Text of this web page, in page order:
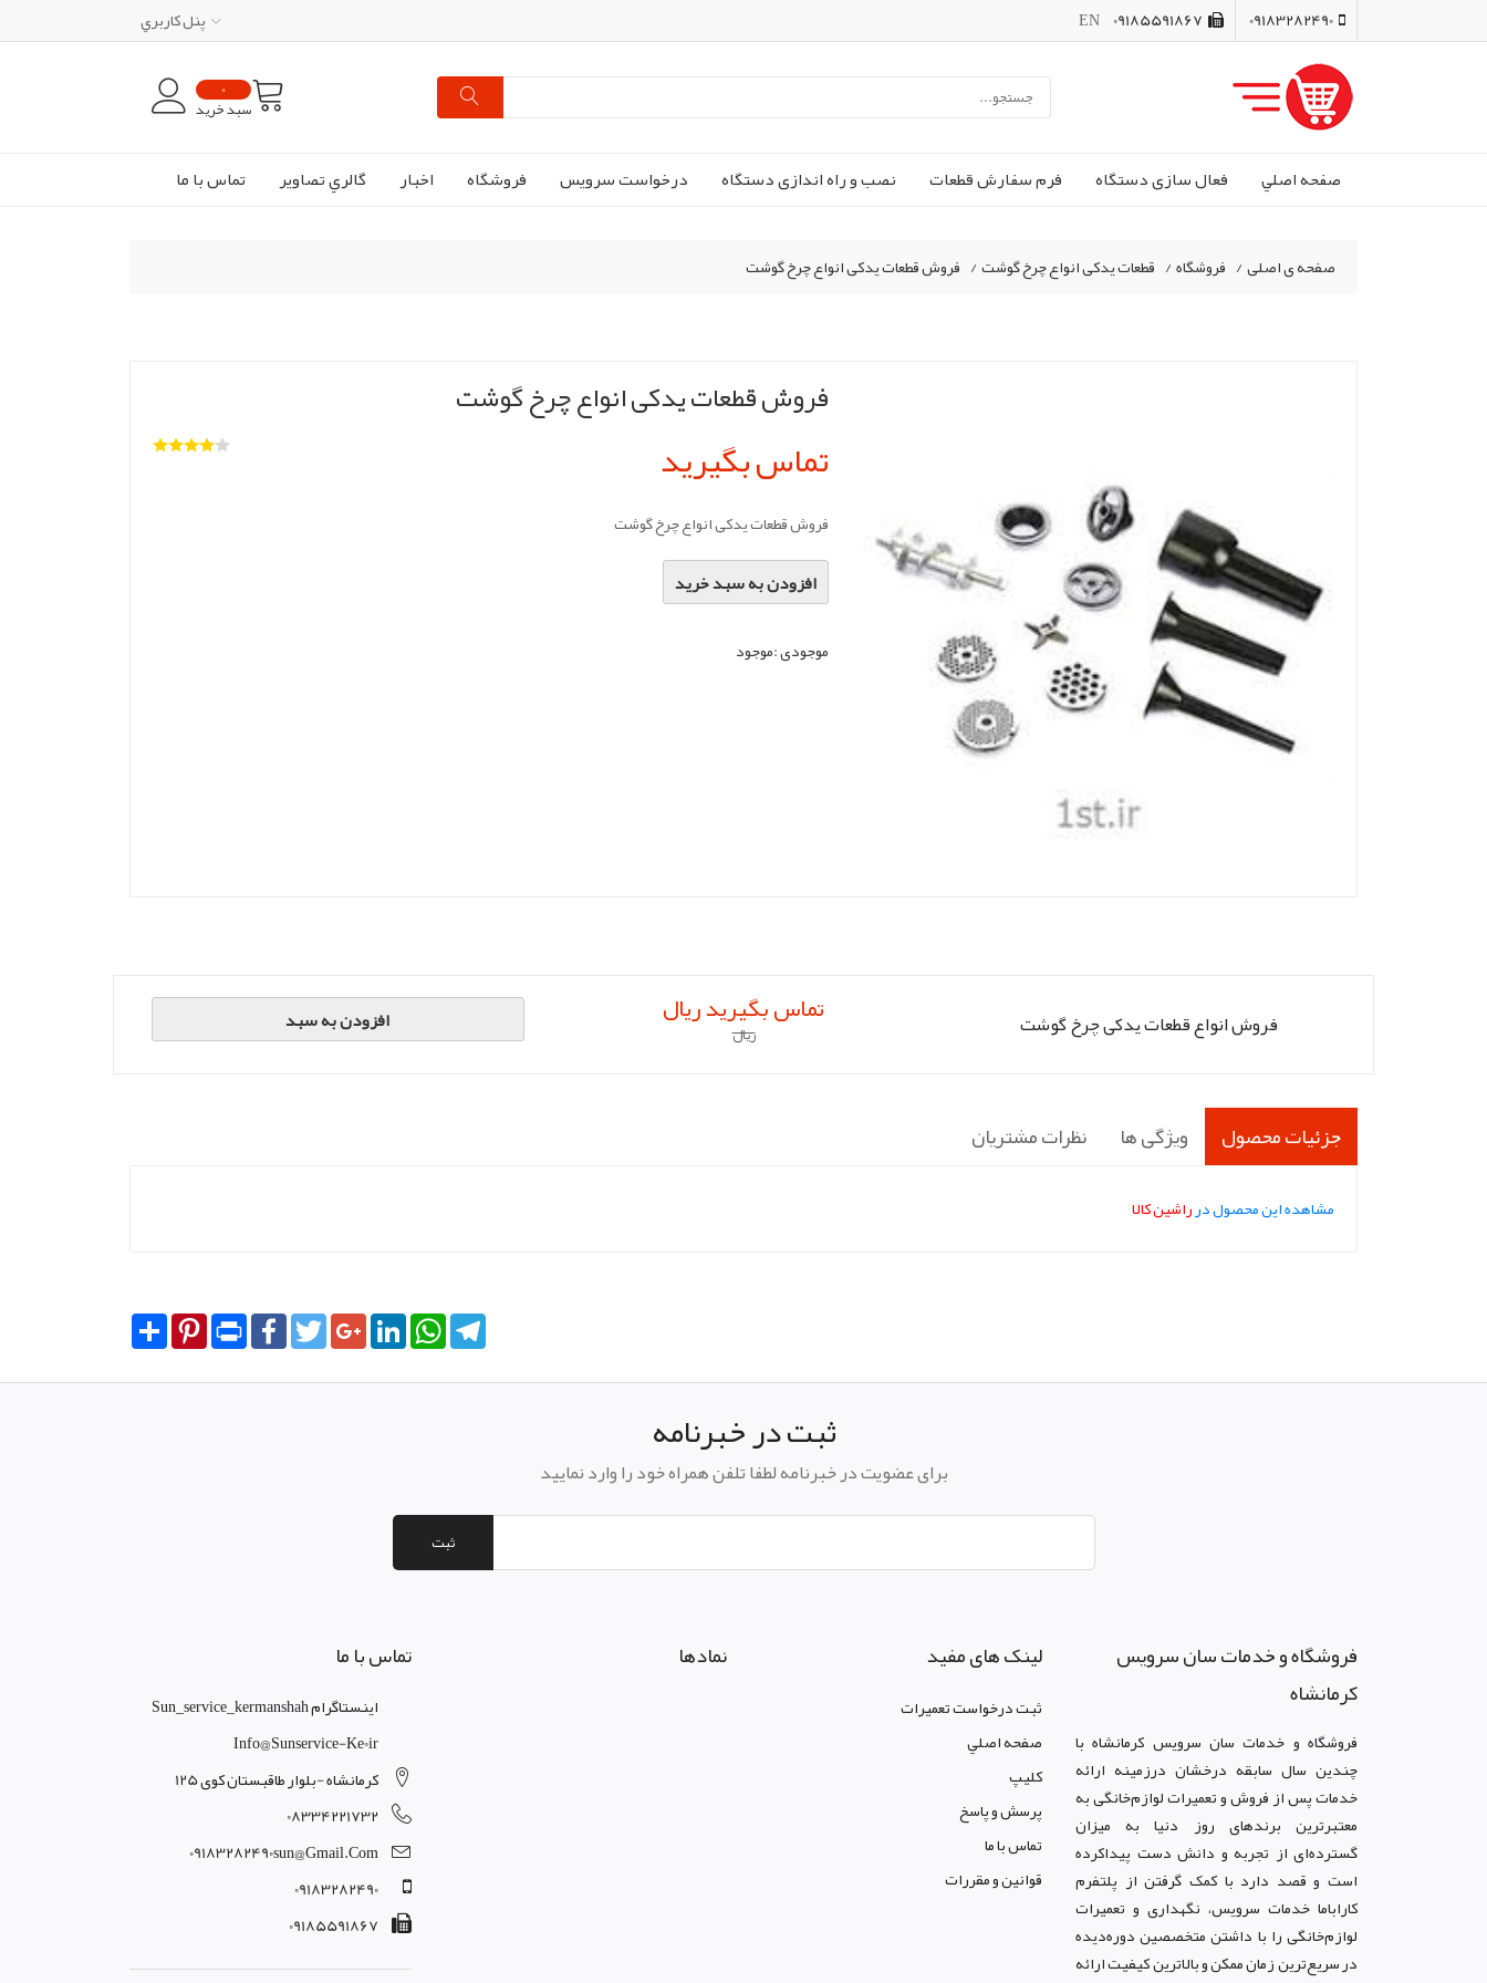
09183282490
09185591867
EN پنل کاربري
0
سبد خرید
صفحه اصلي فعال سازی دستگاه فرم سفارش قطعات نصب و راه اندازی دستگاه درخواست سرویس فروشگاه اخبار گالري تصاوير تماس با ما
صفحه ی اصلی/ فروشگاه/ قطعات یدکی انواع چرخ گوشت/ فروش قطعات یدکی انواع چرخ گوشت
فروش قطعات یدکی انواع چرخ گوشت
تماس بگیرید
فروش قطعات یدکی انواع چرخ گوشت
افزودن به سبد خرید
موجودی :موجود
فروش انواع قطعات یدکی چرخ گوشت تماس بگیرید ریال
ریال افزودن به سبد
جزئیات محصول ویژگی ها نظرات مشتریان
مشاهده این محصول درراشین کالا
Share PinterestPrint FacebookTwitterGoogle+LinkedInWhatsApp
ثبت در خبرنامه
برای عضویت در خبرنامه لطفا تلفن همراه خود را وارد نمایید
ثبت
فروشگاه و خدمات سان سرويس
کرمانشاه
فروشگاه و خدمات سان سرويس کرمانشاه با
چندین سال سابقه درخشان درزمینه ارائه
خدمات پس از فروش و تعمیرات لوازم‌خانگی به
معتبرترین برندهای روز دنیا به میزان
گسترده‌ای از تجربه و دانش دست پیداکرده
است و قصد دارد با کمک گرفتن از پلتفرم
کاراباما خدمات سرویس، نگهداری و تعمیرات
لوازم‌خانگی را با داشتن متخصصین دوره‌دیده
در سریع‌ترین زمان ممکن و بالاترین کیفیت ارائه
لینک های مفید
ثبت درخواست تعمیرات
صفحه اصلي
کليپ
پرسش و پاسخ
تماس با ما
قوانين و مقررات
نمادها تماس با ما
اینستاگرام Sun_service_kermanshah
Info@sunservice-Ke0ir
کرمانشاه -بلوار طاقبستان کوی 125
08334221732
09183282490sun@gmail.com
09183282490
09185591867